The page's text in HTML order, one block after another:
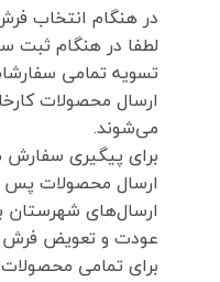
در هنگام انتخاب
لطفا در هنگام ثبت
تسویه تمامی
ارسال محصولات
می‌شوند.
برای پیگیری سفارش
ارسال محصولات پس
ارسال‌های شهرستان با باربری
عودت و تعویض فرش
برای تمامی